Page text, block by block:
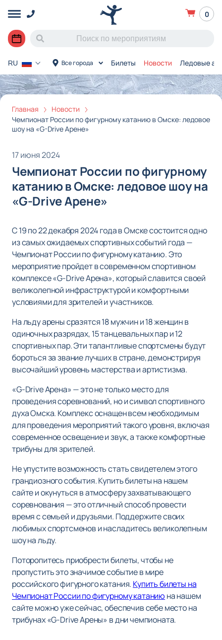
0
Все города Билеты Новости Ледовые
RU
Главная
Новости
Чемпионат России по фигурному катанию в Омске: ледовое
шоу на «G-Drive Арене»
17 июня 2024
Чемпионат России по фигурному
катанию в Омске: ледовое шоу на
«G-Drive Арене»
С 19 по 22 декабря 2024 года в Омске состоится одно
из самых ожидаемых спортивных событий года —
Чемпионат России по фигурному катанию. Это
мероприятие пройдет в современном спортивном
комплексе «G-Drive Арена», который славится своей
великолепной инфраструктурой и комфортными
условиями для зрителей и участников.
На льду арены сразятся 18 мужчин и 18 женщин в
одиночных разрядах, 15 танцевальных пар и 12
спортивных пар. Эти талантливые спортсмены будут
бороться за звание лучших в стране, демонстрируя
высочайший уровень мастерства и артистизма.
«G-Drive Арена» — это не только место для
проведения соревнований, но и символ спортивного
духа Омска. Комплекс оснащен всем необходимым
для проведения мероприятий такого уровня, включая
современное освещение и звук, а также комфортные
трибуны для зрителей.
Не упустите возможность стать свидетелем этого
грандиозного события. Купить билеты на нашем
сайте и окунуться в атмосферу захватывающего
соревнования — это отличный способ провести
время с семьей и друзьями. Поддержите своих
любимых спортсменов и насладитесь великолепным
шоу на льду.
Поторопитесь приобрести билеты, чтобы не
пропустить это значимое событие в мире
российского фигурного катания. Купить билеты на
Чемпионат России по фигурному катанию на нашем
сайте можно уже сейчас, обеспечив себе место на
трибунах «G-Drive Арены» в дни чемпионата.